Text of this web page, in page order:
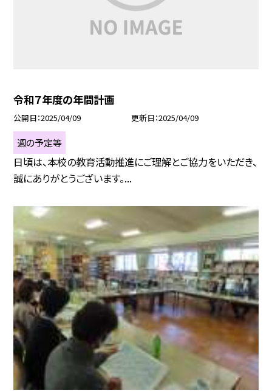
令和７年度の年間計画
公開日 2025/04/09 更新日 2025/04/09
週の予定等
日頃は、本校の教育活動推進にご理解とご協力をいただき、
誠にありがとうございます。...